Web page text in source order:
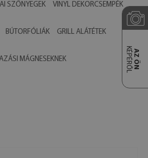
SZŐNYEGEK VINYL DEKORCSEMPÉK
BÚTORFÓLIÁK GRILL ALÁTÉTEK
MÁGNESEKNEK AZ ÖN
KÉPÉRŐL